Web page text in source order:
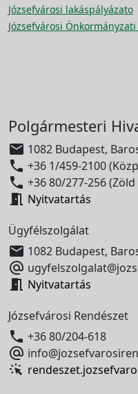
Józsefvárosi lakáspályázato
Józsefvárosi
Polgármesteri
 1082 Budapest,
 +36 1/459-2100
 +36 80/277-256
 Nyitvatartás
Ügyfélszolgálat
 1082 Budapest,

 Nyitvatartás
Józsefvárosi Rendészet
 +36 80/204-618
